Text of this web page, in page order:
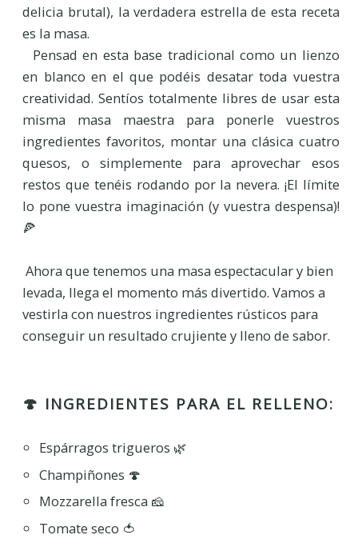
delicia brutal), la verdadera estrella de esta receta
es la masa.
Pensad en esta base tradicional como un lienzo
en blanco en el que podéis desatar toda vuestra
creatividad. Sentíos totalmente libres de usar esta
misma masa maestra para ponerle vuestros
ingredientes favoritos, montar una clásica cuatro
quesos, o simplemente para aprovechar esos
restos que tenéis rodando por la nevera. ¡El límite
lo pone vuestra imaginación (y vuestra despensa)!
🍕
Ahora que tenemos una masa espectacular y bien
levada, llega el momento más divertido. Vamos a
vestirla con nuestros ingredientes rústicos para
conseguir un resultado crujiente y lleno de sabor.
🍄 INGREDIENTES PARA EL RELLENO:
Espárragos trigueros 🌿
Champiñones 🍄
Mozzarella fresca 🧀
Tomate seco 🍅